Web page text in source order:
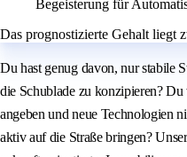
Begeisterung für
Das prognostizierte Gehalt liegt
Du hast genug davon, nur stabile
die Schublade zu konzipieren?
angeben und neue Technologien
aktiv auf die Straße bringen?